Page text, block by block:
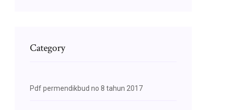
Category
Pdf permendikbud no 8 tahun 2017